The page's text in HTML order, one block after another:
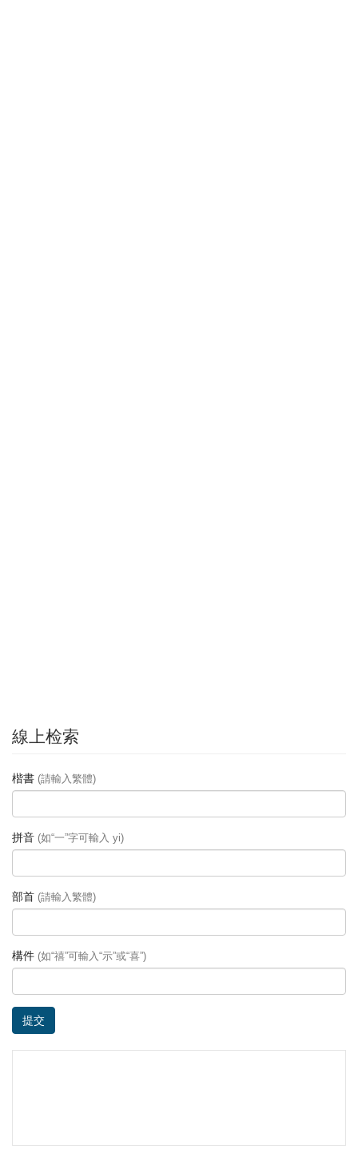
線上检索
楷書 (請輸入繁體)
拼音 (如“一”字可輸入 yi)
部首 (請輸入繁體)
構件 (如“禧”可輸入“示”或“喜”)
提交